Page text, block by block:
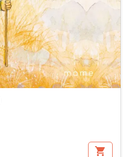
shopping_cart